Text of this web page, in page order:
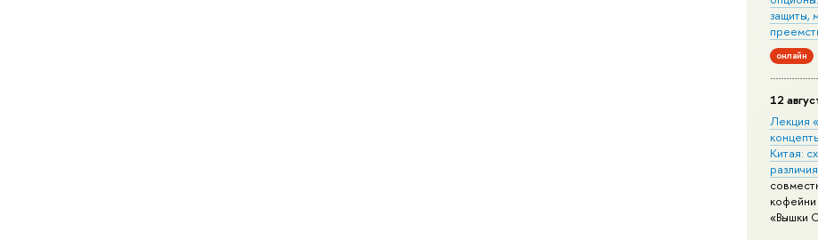
защиты,
онлайн
12
Лекция
Китая:
«Вышки